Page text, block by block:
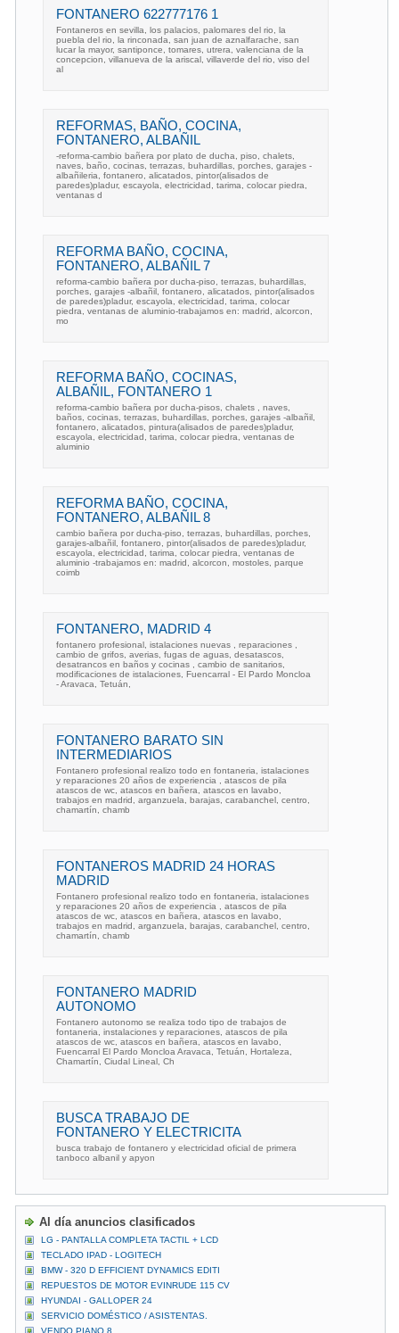
FONTANERO 622777176 1
Fontaneros en sevilla, los palacios, palomares del rio, la
puebla del rio, la rinconada, san juan de aznalfarache, san
lucar la mayor, santiponce, tomares, utrera, valenciana de la
concepcion, villanueva de la ariscal, villaverde del rio, viso del
al
REFORMAS, BAÑO, COCINA,
FONTANERO, ALBAÑIL
-reforma-cambio bañera por plato de ducha, piso, chalets,
naves, baño, cocinas, terrazas, buhardillas, porches, garajes -
albañileria, fontanero, alicatados, pintor(alisados de
paredes)pladur, escayola, electricidad, tarima, colocar piedra,
ventanas d
REFORMA BAÑO, COCINA,
FONTANERO, ALBAÑIL 7
reforma-cambio bañera por ducha-piso, terrazas, buhardillas,
porches, garajes -albañil, fontanero, alicatados, pintor(alisados
de paredes)pladur, escayola, electricidad, tarima, colocar
piedra, ventanas de aluminio-trabajamos en: madrid, alcorcon,
mo
REFORMA BAÑO, COCINAS,
ALBAÑIL, FONTANERO 1
reforma-cambio bañera por ducha-pisos, chalets , naves,
baños, cocinas, terrazas, buhardillas, porches, garajes -albañil,
fontanero, alicatados, pintura(alisados de paredes)pladur,
escayola, electricidad, tarima, colocar piedra, ventanas de
aluminio
REFORMA BAÑO, COCINA,
FONTANERO, ALBAÑIL 8
cambio bañera por ducha-piso, terrazas, buhardillas, porches,
garajes-albañil, fontanero, pintor(alisados de paredes)pladur,
escayola, electricidad, tarima, colocar piedra, ventanas de
aluminio -trabajamos en: madrid, alcorcon, mostoles, parque
coimb
FONTANERO, MADRID 4
fontanero profesional, istalaciones nuevas , reparaciones ,
cambio de grifos, averias, fugas de aguas, desatascos,
desatrancos en baños y cocinas , cambio de sanitarios,
modificaciones de istalaciones, Fuencarral - El Pardo Moncloa
- Aravaca, Tetuán,
FONTANERO BARATO SIN
INTERMEDIARIOS
Fontanero profesional realizo todo en fontaneria, istalaciones
y reparaciones 20 años de experiencia , atascos de pila
atascos de wc, atascos en bañera, atascos en lavabo,
trabajos en madrid, arganzuela, barajas, carabanchel, centro,
chamartín, chamb
FONTANEROS MADRID 24 HORAS
MADRID
Fontanero profesional realizo todo en fontaneria, istalaciones
y reparaciones 20 años de experiencia , atascos de pila
atascos de wc, atascos en bañera, atascos en lavabo,
trabajos en madrid, arganzuela, barajas, carabanchel, centro,
chamartín, chamb
FONTANERO MADRID
AUTONOMO
Fontanero autonomo se realiza todo tipo de trabajos de
fontaneria, instalaciones y reparaciones, atascos de pila
atascos de wc, atascos en bañera, atascos en lavabo,
Fuencarral El Pardo Moncloa Aravaca, Tetuán, Hortaleza,
Chamartín, Ciudal Lineal, Ch
BUSCA TRABAJO DE
FONTANERO Y ELECTRICITA
busca trabajo de fontanero y electricidad oficial de primera
tanboco albanil y apyon
Al día anuncios clasificados
LG - PANTALLA COMPLETA TACTIL + LCD
TECLADO IPAD - LOGITECH
BMW - 320 D EFFICIENT DYNAMICS EDITI
REPUESTOS DE MOTOR EVINRUDE 115 CV
HYUNDAI - GALLOPER 24
SERVICIO DOMÉSTICO / ASISTENTAS.
VENDO PIANO 8